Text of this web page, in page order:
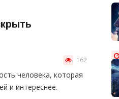
162
человека, которая
и интереснее.